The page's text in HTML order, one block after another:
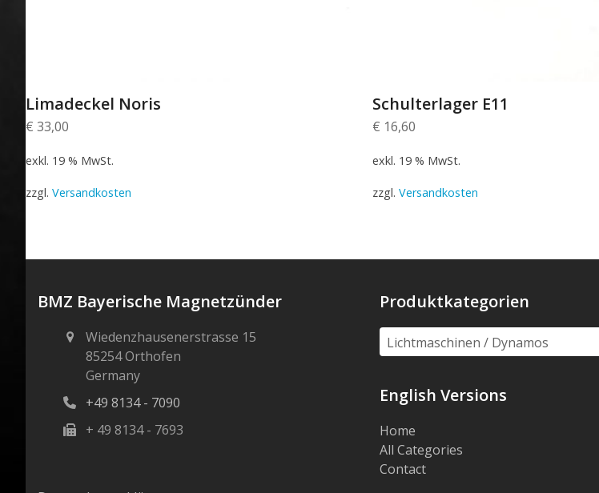
Limadeckel Noris
€ 33,00
exkl. 19 % MwSt.
zzgl. Versandkosten
Schulterlager E11
€ 16,60
exkl. 19 % MwSt.
zzgl.Versandkosten
BMZ Bayerische Magnetzünder
Wiedenzhausenerstrasse 15
85254 Orthofen
Germany
+49 8134 - 7090
+ 49 8134 - 7693
Produktkategorien
Lichtmaschinen / Dynamos
English Versions
Home
All Categories
Contact